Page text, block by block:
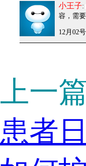
小王子:
容，需
12月02号
上一篇
患者